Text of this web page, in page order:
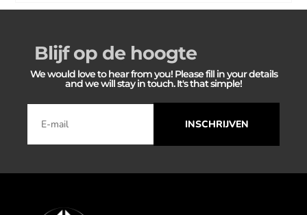
Blijf op de hoogte
We would love to hear from you! Please fill in your details
and we will stay in touch. It's that simple!
INSCHRIJVEN